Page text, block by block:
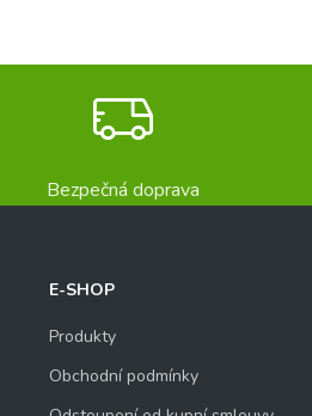
Bezpečná doprava
E-SHOP
Produkty
Obchodní podmínky